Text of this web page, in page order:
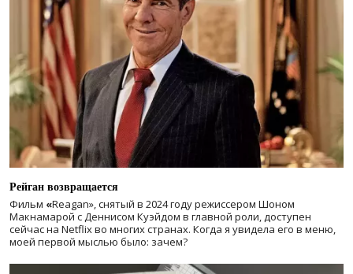
Рейган возвращается
Фильм «Reagan», снятый в 2024 годурежиссером Шоном
Макнамарой с Деннисом Куэйдом в главной роли, доступен
сейчас на Netflix во многих странах. Когда я увидела его в меню,
моей первой мыслью было: зачем?